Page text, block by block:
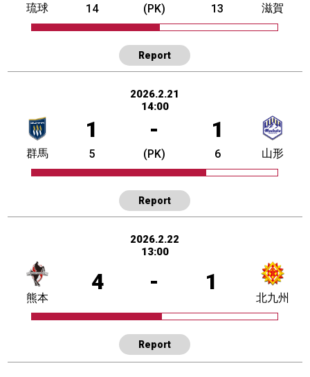
琉球 14 (PK) 13 滋賀
Report
2026.2.21
14:00
1 - 1
群馬 5 (PK) 6 山形
Report
2026.2.22
13:00
4 - 1
熊本 北九州
Report